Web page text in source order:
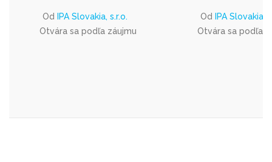
Od IPA Slovakia, s.r.o.
Otvára sa podľa záujmu
Od IPA Slovakia,
Otvára sa podľa